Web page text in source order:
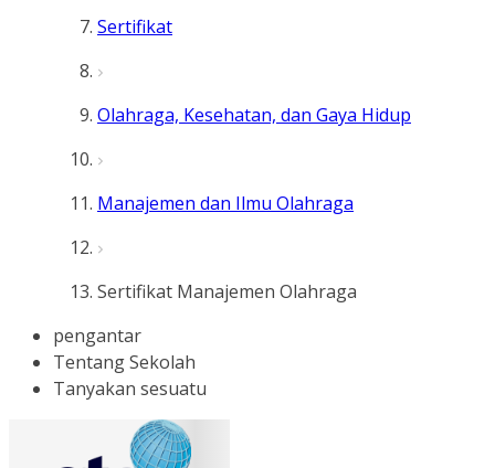
Sertifikat
Olahraga, Kesehatan, dan Gaya Hidup
Manajemen dan Ilmu Olahraga
Sertifikat Manajemen Olahraga
pengantar
Tentang Sekolah
Tanyakan sesuatu